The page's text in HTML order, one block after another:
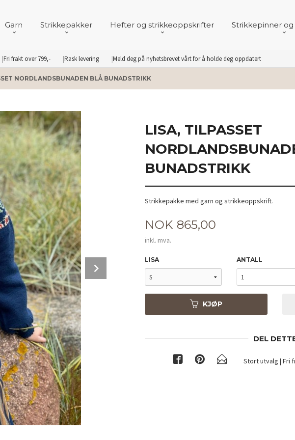
Fri frakt over 799,- Rask levering Meld deg på nyhetsbrevet vårt for å holde deg oppdatert
Garn Strikkepakker Hefter og strikkeoppskrifter Strikkepinner
NORDLANDSBUNADEN BLÅ BUNADSTRIKK
LISA, TILPASSET
BUNADSTRIKK
Strikkepakke med garn og strikkeoppskrift.
Pris
NOK 865,00
inkl. mva.
LISA ANTALL
KJØP
DEL
Stort utvalg | Fri